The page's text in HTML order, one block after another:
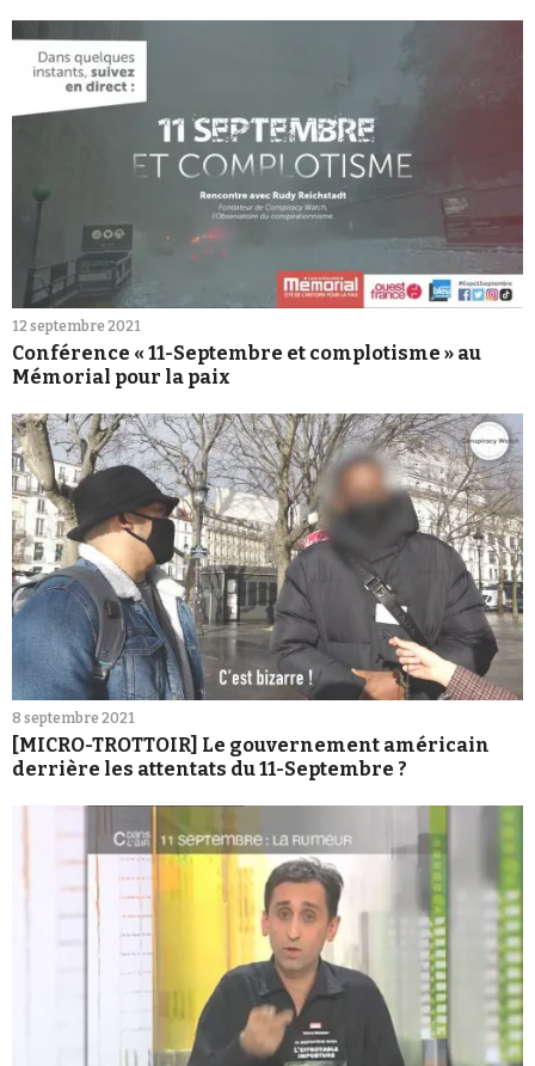
12 septembre 2021
Conférence « 11-Septembre et complotisme » au
Mémorial pour la paix
8 septembre 2021
[MICRO-TROTTOIR] Le gouvernement américain
derrière les attentats du 11-Septembre ?